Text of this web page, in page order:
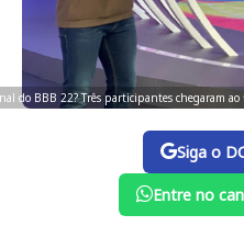
do BBB 22? Três participantes chegaram
Siga o
Entre no